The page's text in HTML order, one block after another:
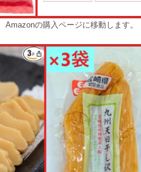
Amazonの購入ページに移動します。